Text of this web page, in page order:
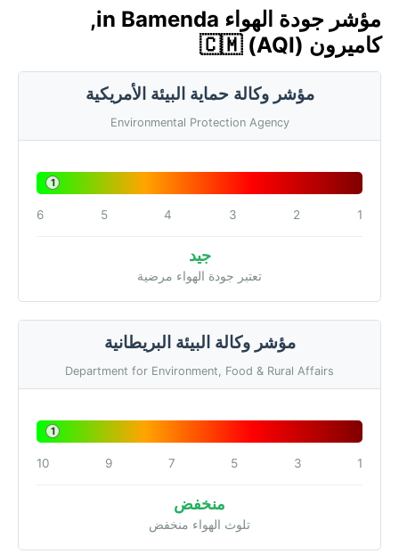
مؤشر جودة الهواء in Bamenda,
كاميرون 🇨🇲 (AQI)
مؤشر وكالة حماية البيئة الأمريكية
Environmental Protection Agency
1
1
2
3
4
5
6
جيد
تعتبر جودة الهواء مرضية
مؤشر وكالة البيئة البريطانية
Department for Environment, Food & Rural Affairs
1
1
3
5
7
9
10
منخفض
تلوث الهواء منخفض